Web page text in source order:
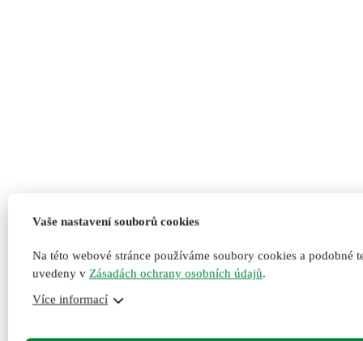
Vaše nastavení souborů cookies
Na této webové stránce používáme soubory cookies a
uvedeny v Zásadách ochrany osobních údajů.
Více informací